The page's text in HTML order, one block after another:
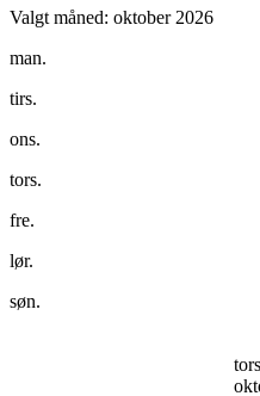
Valgt måned: oktober 2026
man.
tirs.
ons.
tors.
fre.
lør.
søn.